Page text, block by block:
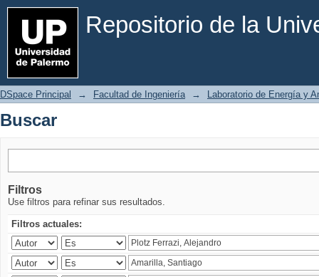
Repositorio de la
Buscar
DSpace Principal → Facultad de Ingeniería → Laboratorio de Energía y
Buscar
Filtros
Use filtros para refinar sus resultados.
Filtros actuales: